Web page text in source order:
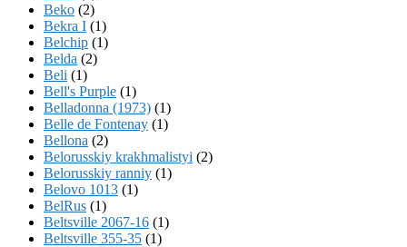
Beko (2)
Bekra I (1)
Belchip (1)
Belda (2)
Beli (1)
Bell's Purple (1)
Belladonna (1973) (1)
Belle de Fontenay (1)
Bellona (2)
Belorusskiy krakhmalistyi (2)
Belorusskiy ranniy (1)
Belovo 1013 (1)
BelRus (1)
Beltsville 2067-16 (1)
Beltsville 355-35 (1)